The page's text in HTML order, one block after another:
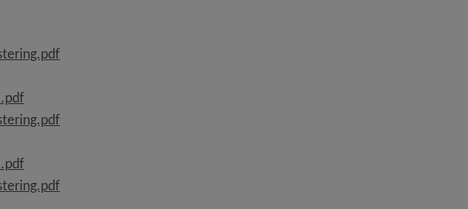
, 36.9 kB, öppnas i nytt fönster.
kB, öppnas i nytt fönster.
, 92.7 kB, öppnas i nytt fönster.
, 36.9 kB, öppnas i nytt fönster.
kB, öppnas i nytt fönster.
, 83.2 kB, öppnas i nytt fönster.
, 112.3 kB, öppnas i nytt fönster.